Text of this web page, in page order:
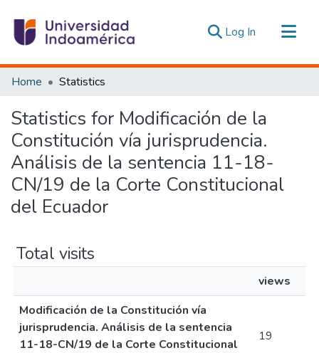
Log In (current)
Communities & Collections
Estadísticas Externas
Home Statistics
Statistics for Modificación de la
Constitución vía jurisprudencia.
Análisis de la sentencia 11-18-
CN/19 de la Corte Constitucional
del Ecuador
Total visits
views
Modificación de la Constitución vía
jurisprudencia. Análisis de la sentencia
11-18-CN/19 de la Corte Constitucional
19